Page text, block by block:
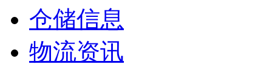
仓储信息
物流资讯